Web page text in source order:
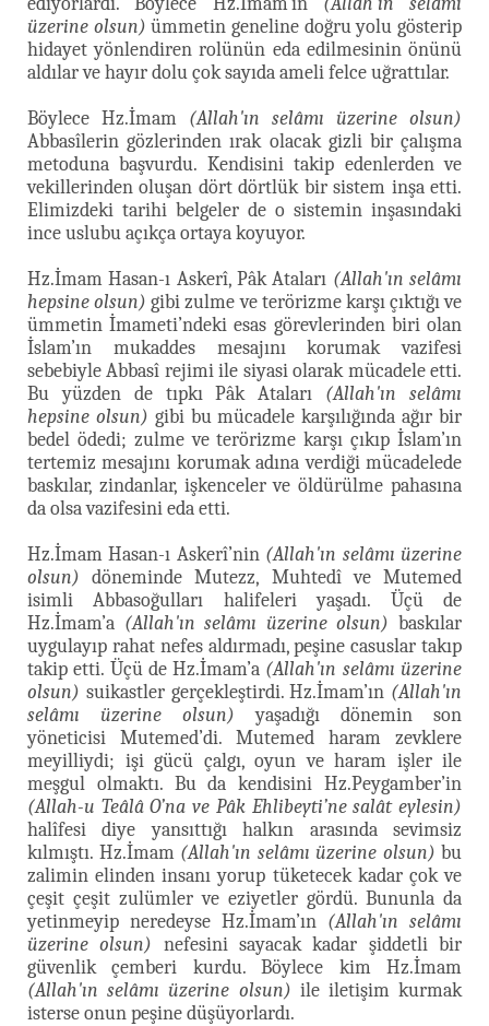
üzerine olsun) ümmetin geneline doğru yolu gösterip
hidayet yönlendiren rolünün eda edilmesinin önünü
aldılar ve hayır dolu çok sayıda ameli felce uğrattılar.
Böylece Hz.İmam (Allah'ın selâmı üzerine olsun)
Abbasîlerin gözlerinden ırak olacak gizli bir çalışma
metoduna başvurdu. Kendisini takip edenlerden ve
vekillerinden oluşan dört dörtlük bir sistem inşa etti.
Elimizdeki tarihi belgeler de o sistemin inşasındaki
ince uslubu açıkça ortaya koyuyor.
Hz.İmam Hasan-ı Askerî, Pâk Ataları (Allah'ın selâmı
hepsine olsun) gibi zulme ve terörizme karşı çıktığı ve
ümmetin İmameti’ndeki esas görevlerinden biri olan
İslam’ın mukaddes mesajını korumak vazifesi
sebebiyle Abbasî rejimi ile siyasi olarak mücadele etti.
Bu yüzden de tıpkı Pâk Ataları (Allah'ın selâmı
hepsine olsun) gibi bu mücadele karşılığında ağır bir
bedel ödedi; zulme ve terörizme karşı çıkıp İslam’ın
tertemiz mesajını korumak adına verdiği mücadelede
baskılar, zindanlar, işkenceler ve öldürülme pahasına
da olsa vazifesini eda etti.
Hz.İmam Hasan-ı Askerî’nin (Allah'ın selâmı üzerine
olsun) döneminde Mutezz, Muhtedî ve Mutemed
isimli Abbasoğulları halifeleri yaşadı. Üçü de
Hz.İmam’a (Allah'ın selâmı üzerine olsun) baskılar
uygulayıp rahat nefes aldırmadı, peşine casuslar takıp
takip etti. Üçü de Hz.İmam’a (Allah'ın selâmı üzerine
olsun) suikastler gerçekleştirdi. Hz.İmam’ın (Allah'ın
selâmı üzerine olsun) yaşadığı dönemin son
yöneticisi Mutemed’di. Mutemed haram zevklere
meyilliydi; işi gücü çalgı, oyun ve haram işler ile
meşgul olmaktı. Bu da kendisini Hz.Peygamber’in
(Allah-u Teâlâ O’na ve Pâk Ehlibeyti’ne salât eylesin)
halîfesi diye yansıttığı halkın arasında sevimsiz
kılmıştı. Hz.İmam (Allah'ın selâmı üzerine olsun) bu
zalimin elinden insanı yorup tüketecek kadar çok ve
çeşit çeşit zulümler ve eziyetler gördü. Bununla da
yetinmeyip neredeyse Hz.İmam’ın (Allah'ın selâmı
üzerine olsun) nefesini sayacak kadar şiddetli bir
güvenlik çemberi kurdu. Böylece kim Hz.İmam
(Allah'ın selâmı üzerine olsun) ile iletişim kurmak
isterse onun peşine düşüyorlardı.